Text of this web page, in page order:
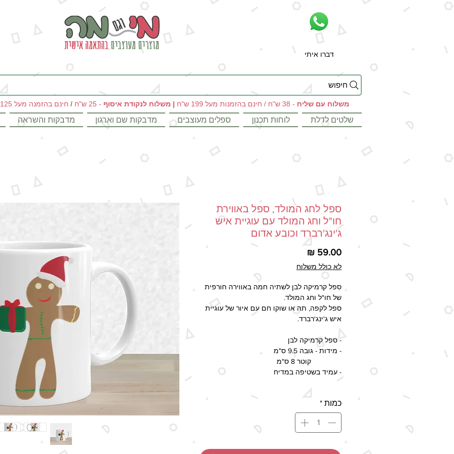
דברו איתי
חיפוש
משלוח עם שליח - 38 ש"ח / חינם בהזמנות מעל 199 ש"ח | משלוח לנקודת איסוף - 25 ש"ח / חינם בהזמנה מעל 125 ש"ח
שלטים לדלת לוחות תכנון ספלים מעוצבים מדבקות שם וארגון מדבקות והשראה
ספל לחג המולד, ספל באווירת
חו"ל וחג המולד עם עוגיית איש
ג'ינג'רברד וכובע אדום
לא כולל משלוח
ספל קרמיקה לבן לשתיה חמה באווירה חורפית
של חו"ל וחג המולד.
ספל לקפה, תה או שוקו חם עם איור של עוגיית
איש ג'ינג'רברד.
- ספל קרמיקה לבן
- מידות - גובה 9.5 ס"מ
קוטר 8 ס"מ
- עמיד בשטיפה במדיח
המעודכן בשיטות המשלוח השונות כולל גם
את זמן ההפקה.
- מיוצר בעבודת יד
כמות *